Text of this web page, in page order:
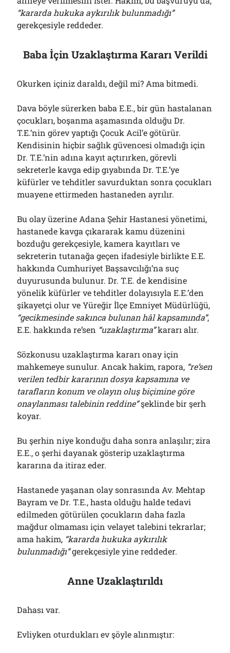
“kararda hukuka aykırılık bulunmadığı”
gerekçesiyle reddeder.
Baba İçin Uzaklaştırma Kararı Verildi
Okurken içiniz daraldı, değil mi? Ama bitmedi.
Dava böyle sürerken baba E.E., bir gün hastalanan
çocukları, boşanma aşamasında olduğu Dr.
T.E.’nin görev yaptığı Çocuk Acil’e götürür.
Kendisinin hiçbir sağlık güvencesi olmadığı için
Dr. T.E.’nin adına kayıt açtırırken, görevli
sekreterle kavga edip gıyabında Dr. T.E.’ye
küfürler ve tehditler savurduktan sonra çocukları
muayene ettirmeden hastaneden ayrılır.
Bu olay üzerine Adana Şehir Hastanesi yönetimi,
hastanede kavga çıkararak kamu düzenini
bozduğu gerekçesiyle, kamera kayıtları ve
sekreterin tutanağa geçen ifadesiyle birlikte E.E.
hakkında Cumhuriyet Başsavcılığı’na suç
duyurusunda bulunur. Dr. T.E. de kendisine
yönelik küfürler ve tehditler dolayısıyla E.E.’den
şikayetçi olur ve Yüreğir İlçe Emniyet Müdürlüğü,
“gecikmesinde sakınca bulunan hâl kapsamında”,
E.E. hakkında re’sen “uzaklaştırma”kararı alır.
Sözkonusu uzaklaştırma kararı onay için
mahkemeye sunulur. Ancak hakim, rapora, “re’sen
verilen tedbir kararının dosya kapsamına ve
tarafların konum ve olayın oluş biçimine göre
onaylanması talebinin reddine”şeklinde bir şerh
koyar.
Bu şerhin niye konduğu daha sonra anlaşılır; zira
E.E., o şerhi dayanak gösterip uzaklaştırma
kararına da itiraz eder.
Hastanede yaşanan olay sonrasında Av. Mehtap
Bayram ve Dr. T.E., hasta olduğu halde tedavi
edilmeden götürülen çocukların daha fazla
mağdur olmaması için velayet talebini tekrarlar;
ama hakim, “kararda hukuka aykırılık
bulunmadığı”gerekçesiyle yine reddeder.
Anne Uzaklaştırıldı
Dahası var.
Evliyken oturdukları ev şöyle alınmıştır: